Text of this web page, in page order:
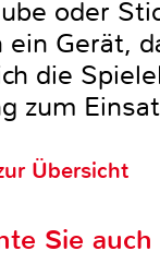
oder
ein Gerät,
die
zum
Übersicht
Sie